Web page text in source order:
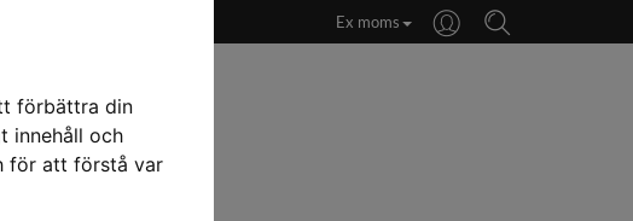
förbättra din
innehåll och
för att förstå var
Ex moms